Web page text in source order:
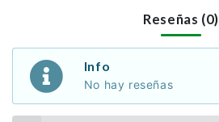
Reseñas (0)
Info
No hay reseñas